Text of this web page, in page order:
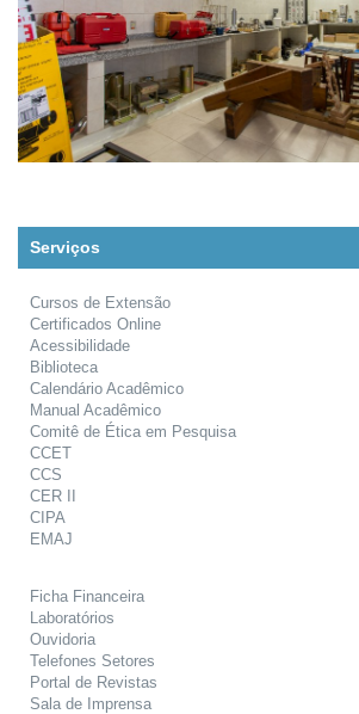
Serviços
Cursos de Extensão
Certificados Online
Acessibilidade
Biblioteca
Calendário Acadêmico
Manual Acadêmico
Comitê de Ética em Pesquisa
CCET
CCS
CER II
CIPA
EMAJ
Ficha Financeira
Laboratórios
Ouvidoria
Telefones Setores
Portal de Revistas
Sala de Imprensa